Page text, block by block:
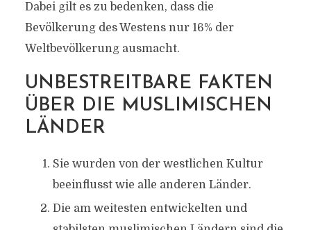
EUROPAS EINE
TÄUSCHUNG ODER EINE
TATSACHE?
VonEfgani Dönmez 15. Februar 2019
Dabei gilt es zu bedenken, dass die
Bevölkerung des Westens nur 16% der
Weltbevölkerung ausmacht.
UNBESTREITBARE FAKTEN
ÜBER DIE MUSLIMISCHEN
LÄNDER
Sie wurden von der westlichen Kultur
beeinflusst wie alle anderen Länder.
Die am weitesten entwickelten und